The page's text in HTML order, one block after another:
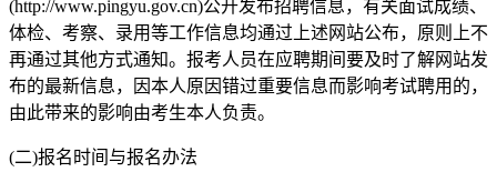
(http://www.pingyu.gov.cn)公开发布招聘信息，有关面试成绩、
体检、考察、录用等工作信息均通过上述网站公布，原则上不
再通过其他方式通知。报考人员在应聘期间要及时了解网站发
布的最新信息，因本人原因错过重要信息而影响考试聘用的，
由此带来的影响由考生本人负责。
(二)报名时间与报名办法